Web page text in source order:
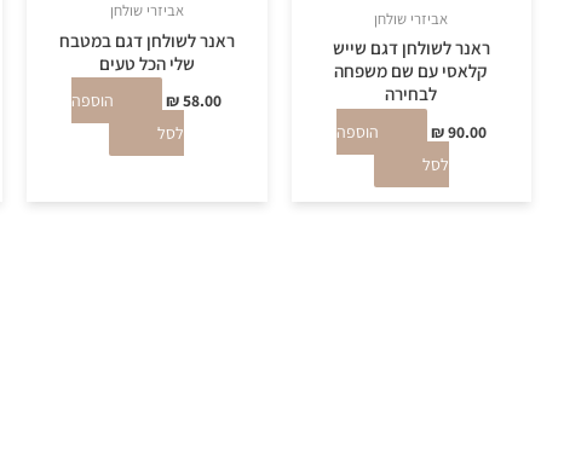
אביזרי שולחן
ראנר לשולחן דגם שייש
קלאסי עם שם משפחה
לבחירה
₪90.00
הוספה
לסל
אביזרי שולחן
ראנר לשולחן דגם במטבח
שלי הכל טעים
₪58.00
הוספה
לסל